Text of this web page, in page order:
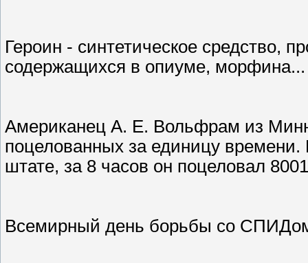
Героин - синтетическое средство,
содержащихся в опиуме, морфина...
Американец А. Е. Вольфрам из
поцелованных за единицу
штате, за 8 часов он поцеловал
Всемирный день борьбы со